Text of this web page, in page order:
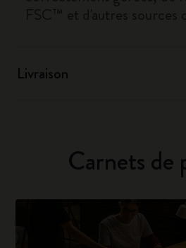
Livraison
Carnets de